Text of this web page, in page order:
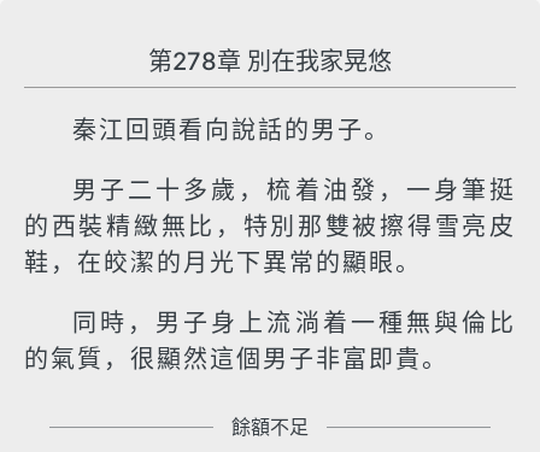
第278章 別在我家晃悠
秦江回頭看向說話的男子。
男子二十多歲，梳着油發，一身筆挺
的西裝精緻無比，特別那雙被擦得雪亮皮
鞋，在皎潔的月光下異常的顯眼。
同時，男子身上流淌着一種無與倫比
的氣質，很顯然這個男子非富即貴。
餘額不足